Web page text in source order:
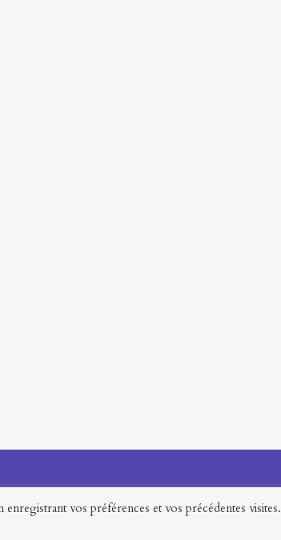
vos préférences et vos précédentes visites.